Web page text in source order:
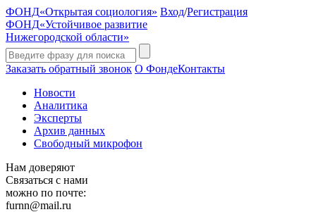
ФОНД«Открытая социология» Вход/Регистрация
ФОНД«Устойчивое развитие
Нижегородской области»
Заказать обратный звонок О ФондеКонтакты
Новости
Аналитика
Эксперты
Архив данных
Свободный микрофон
Нам доверяют
Связаться с нами
можно по почте:
furnn@mail.ru